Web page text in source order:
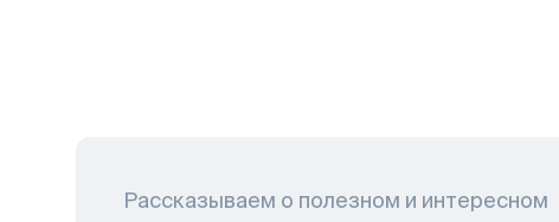
Рассказываем о полезном и интересном